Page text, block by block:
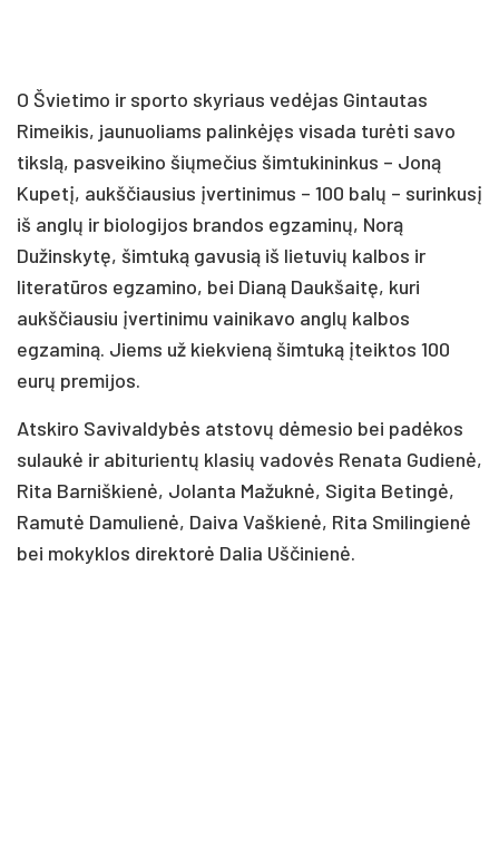
O Švietimo ir sporto skyriaus vedėjas Gintautas
Rimeikis, jaunuoliams palinkėjęs visada turėti savo
tikslą, pasveikino šiųmečius šimtukininkus – Joną
Kupetį, aukščiausius įvertinimus – 100 balų – surinkusį
iš anglų ir biologijos brandos egzaminų, Norą
Dužinskytę, šimtuką gavusią iš lietuvių kalbos ir
literatūros egzamino, bei Dianą Daukšaitę, kuri
aukščiausiu įvertinimu vainikavo anglų kalbos
egzaminą. Jiems už kiekvieną šimtuką įteiktos 100
eurų premijos.
Atskiro Savivaldybės atstovų dėmesio bei padėkos
sulaukė ir abiturientų klasių vadovės Renata Gudienė,
Rita Barniškienė, Jolanta Mažuknė, Sigita Betingė,
Ramutė Damulienė, Daiva Vaškienė, Rita Smilingienė
bei mokyklos direktorė Dalia Uščinienė.